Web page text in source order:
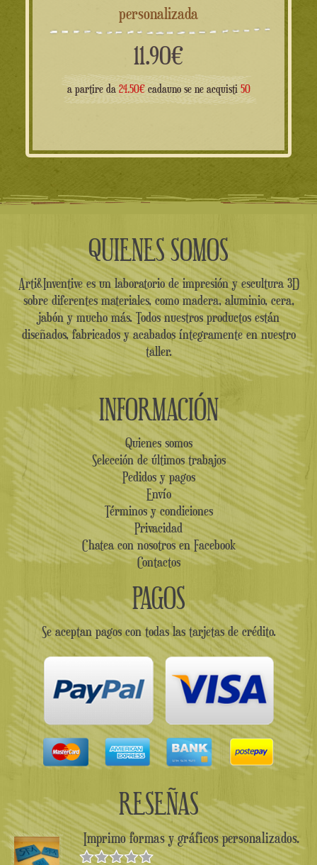
personalizada
11.90€
a partire da 24.50€cadauno se ne acquisti 50
QUIENES SOMOS
Arti&Inventive es un laboratorio de impresión y escultura 3D
sobre diferentes materiales, como madera, aluminio, cera,
jabón y mucho más. Todos nuestros productos están
diseñados, fabricados y acabados íntegramente en nuestro
taller.
INFORMACIÓN
Quienes somos
Selección de últimos trabajos
Pedidos y pagos
Envío
Términos y condiciones
Privacidad
Chatea con nosotros en Facebook
Contactos
PAGOS
Se aceptan pagos con todas las tarjetas de crédito.
RESEÑAS
Imprimo formas y gráficos personalizados.